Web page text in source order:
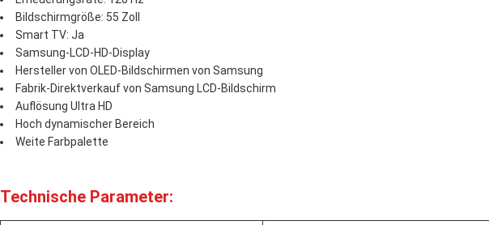
Bildschirmgröße: 55 Zoll
Smart TV: Ja
Samsung-LCD-HD-Display
Hersteller von OLED-Bildschirmen von Samsung
Fabrik-Direktverkauf von Samsung LCD-Bildschirm
Auflösung Ultra HD
Hoch dynamischer Bereich
Weite Farbpalette
Technische Parameter: